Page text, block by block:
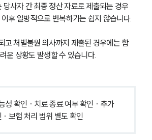
사자 간 최종 정산 자료로 제출되는 경우
후 일방적으로 번복하기는 쉽지 않습니다.
고 처벌불원 의사까지 제출된 경우에는 합
운 상황도 발생할 수 있습니다.
성 확인 · 치료 종료 여부 확인 · 추가
· 보험 처리 범위 별도 확인